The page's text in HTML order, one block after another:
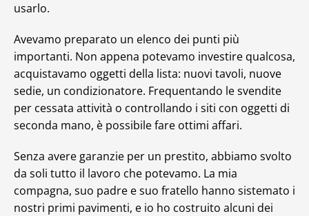
usarlo.
Avevamo preparato un elenco dei punti più
importanti. Non appena potevamo investire qualcosa,
acquistavamo oggetti della lista: nuovi tavoli, nuove
sedie, un condizionatore. Frequentando le svendite
per cessata attività o controllando i siti con oggetti di
seconda mano, è possibile fare ottimi affari.
Senza avere garanzie per un prestito, abbiamo svolto
da soli tutto il lavoro che potevamo. La mia
compagna, suo padre e suo fratello hanno sistemato i
nostri primi pavimenti, e io ho costruito alcuni dei